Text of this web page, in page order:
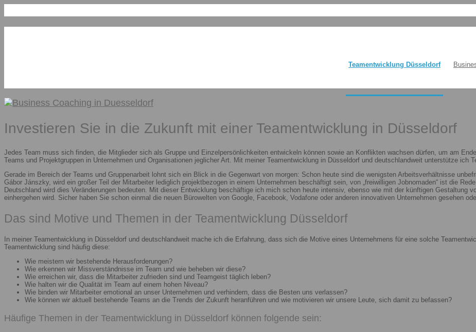
Teamentwicklung Düsseldorf
Investieren Sie in die Zukunft mit einer Teamentwicklung in Düsseldorf
Jedes Team muss sich finden, die Mitglieder sich als Gruppe und Einzelpersönlichkeiten entwickeln können sowie an Konflikten wachsen dürfen, um am
Teams und Projektgruppen in Unternehmen und Organisationen jeglicher Art. Mit meiner Teamentwicklung in Düsseldorf und deutschlandweit unterstütze ich
Gerade im Bereich der Teams und Gruppenarbeit lohnt sich ein Blick in die Gegenwart von morgen: Schon heute sind die wenigsten Arbeitsverhältnisse
Gábor Jánszky, wird ein großer Teil der Mitarbeiter lediglich projektbezogen in einem Unternehmen beschäftigt sein, von „freiwilligen Jobnomaden“ ist die
Deutschland wird dies Veränderungen bedeuten. Mit dieser Entwicklung beschäftige ich mich schon heute intensiv, ebenso wie mit der künftigen Gestaltung
einhergehen wird. Sicher haben Sie schon einmal die neuen Bürowelten von Google, Facebook, Vodafone oder anderen innovativen Unternehmen gesehen
Das sind Motive und Themen in der Teamentwicklung Düsseldorf
In meiner Teamentwicklung in Düsseldorf und deutschlandweit mache ich die Erfahrung, dass sich die Motive eines Unternehmens für eine solche
Teamentwicklung sind häufig diese:
Wie meistern wir bestehende Herausforderungen?
Wie erkennen wir Missverständnisse im Team und wie beheben wir diese?
Wie erreichen wir, dass die Mitarbeiter zufrieden sind und Teamgeist täglich leben?
Wie halten wir die Qualität im Team auf einem hohen Niveau?
Wie binden wir Mitarbeiter emotional an unser Unternehmen und verhindern, dass die Besten uns verlassen?
Wie können wir aktuell bestehende Teams an die Trends der Zukunft heranführen und wie motivieren wir unsere Leute, sich damit zu befassen?
Häufige Themen in der Teamentwicklung in Düsseldorf können folgende sein: